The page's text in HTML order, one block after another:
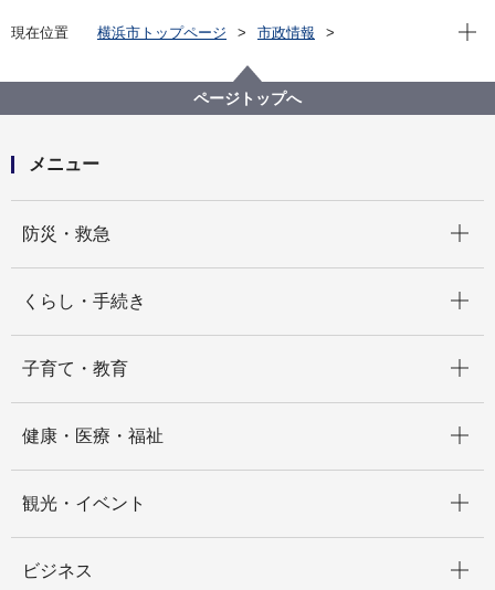
現在位置 横浜市トップページ
市政情報
記者発表 2021年度
令和４年度実施 横浜市公立学校長採用候補者特別選
考 横浜市公立学校長を募集します！
現在
ページトップへ
メニュー
防災・救急
くらし・手続き
子育て・教育
健康・医療・福祉
観光・イベント
ビジネス